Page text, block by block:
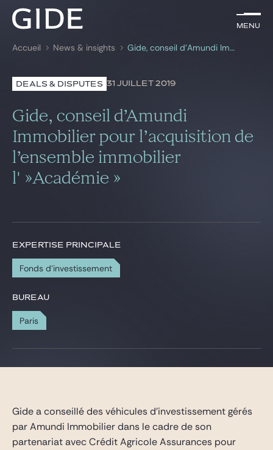
Menu
Rechercher par mots-clés
Menu
Avocats
Expertises
Global
News & insights
Gide Pro Bono et RSE
Blog Real Estate
Contact
Accueil News & insights Gide, conseil d’Amundi Immobilier pour l’acquisition de l’ensemble immobilier l' »Académie »
DEALS & DISPUTES 31 JUILLET 2019
Gide, conseil d’Amundi
Immobilier pour l’acquisition de
l’ensemble immobilier
l' »Académie »
EXPERTISE PRINCIPALE
Fonds d'investissement
BUREAU
Paris
Gide a conseillé des véhicules d’investissement gérés
par Amundi Immobilier dans le cadre de son
partenariat avec Crédit Agricole Assurances pour